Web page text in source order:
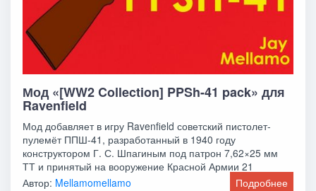
Мод «[WW2 Collection] PPSh-41 pack» для
Ravenfield
Мод добавляет в игру Ravenfield советский пистолет-
пулемёт ППШ-41, разработанный в 1940 году
конструктором Г. С. Шпагиным под патрон 7,62×25 мм
ТТ и принятый на вооружение Красной Армии 21
декабря
Автор: Mellamomellamo Подробнее